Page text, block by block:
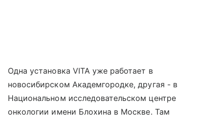
Одна установка VITA уже работает в
новосибирском Академгородке, другая - в
Национальном исследовательском центре
онкологии имени Блохина в Москве. Там